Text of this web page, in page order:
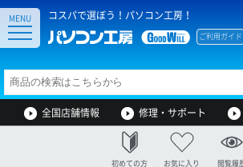
コスパで選ぼう！パソコン工房！
ご利用ガイド
MENU
全国店舗情報 修理・サポート
初めての方 お気に入り 閲覧履